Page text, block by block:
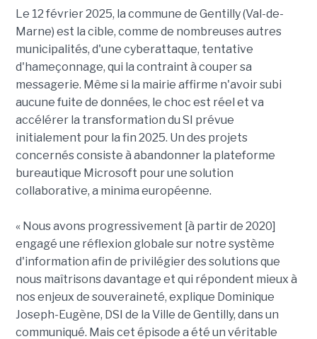
Le 12 février 2025, la commune de Gentilly (Val-de-
Marne) est la cible, comme de nombreuses autres
municipalités, d'une cyberattaque, tentative
d'hameçonnage, qui la contraint à couper sa
messagerie. Même si la mairie affirme n'avoir subi
aucune fuite de données, le choc est réel et va
accélérer la transformation du SI prévue
initialement pour la fin 2025. Un des projets
concernés consiste à abandonner la plateforme
bureautique Microsoft pour une solution
collaborative, a minima européenne.
« Nous avons progressivement [à partir de 2020]
engagé une réflexion globale sur notre système
d'information afin de privilégier des solutions que
nous maîtrisons davantage et qui répondent mieux à
nos enjeux de souveraineté, explique Dominique
Joseph-Eugène, DSI de la Ville de Gentilly, dans un
communiqué. Mais cet épisode a été un véritable